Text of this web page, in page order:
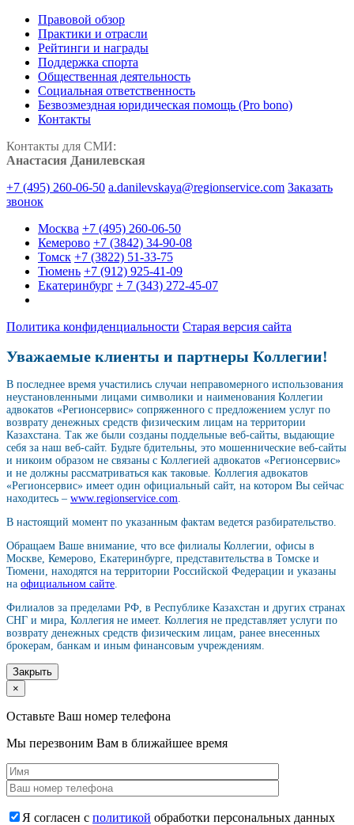
Правовой обзор
Практики и отрасли
Рейтинги и награды
Поддержка спорта
Общественная деятельность
Социальная ответственность
Безвозмездная юридическая помощь (Pro bono)
Контакты
Контакты для СМИ:
Анастасия Данилевская
+7 (495) 260-06-50 a.danilevskaya@regionservice.com Заказать
звонок
Москва +7 (495) 260-06-50
Кемерово +7 (3842) 34-90-08
Томск +7 (3822) 51-33-75
Тюмень +7 (912) 925-41-09
Екатеринбург + 7 (343) 272-45-07
Политика конфиденциальности Старая версия сайта
Уважаемые клиенты и партнеры Коллегии!
В последнее время участились случаи неправомерного использования
неустановленными лицами символики и наименования Коллегии
адвокатов «Регионсервис» сопряженного с предложением услуг по
возврату денежных средств физическим лицам на территории
Казахстана. Так же были созданы поддельные веб-сайты, выдающие
себя за наш веб-сайт. Будьте бдительны, это мошеннические веб-сайты
и никоим образом не связаны с Коллегией адвокатов «Регионсервис»
и не должны рассматриваться как таковые. Коллегия адвокатов
«Регионсервис» имеет один официальный сайт, на котором Вы сейчас
находитесь – www.regionservice.com
В настоящий момент по указанным фактам ведется разбирательство.
Обращаем Ваше внимание, что все филиалы Коллегии, офисы в
Москве, Кемерово, Екатеринбурге, представительства в Томске и
Тюмени, находятся на территории Российской Федерации и указаны
на официальном сайте
Филиалов за пределами РФ, в Республике Казахстан и других странах
СНГ и мира, Коллегия не имеет. Коллегия не представляет услуги по
возврату денежных средств физическим лицам, ранее внесенных
брокерам, банкам и иным финансовым учреждениям.
Закрыть
×
Оставьте Ваш номер телефона
Мы перезвоним Вам в ближайшее время
Я согласен с политикой обработки персональных данных